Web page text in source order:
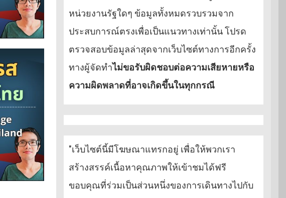
หน่วยงานรัฐใดๆ ข้อมูลทั้งหมดรวบรวมจาก
ประสบการณ์ตรงเพื่อเป็นแนวทางเท่านั้น โปรด
ตรวจสอบข้อมูลล่าสุดจากเว็บไซต์ทางการอีกครั้ง
ทางผู้จัดทำไม่ขอรับผิดชอบต่อความเสียหายหรือ
ความผิดพลาดที่อาจเกิดขึ้นในทุกกรณี
"เว็บไซต์นี้มีโฆษณาแทรกอยู่ เพื่อให้พวกเรา
สร้างสรรค์เนื้อหาคุณภาพให้เข้าชมได้ฟรี
ขอบคุณที่ร่วมเป็นส่วนหนึ่งของการเดินทางไปกับ